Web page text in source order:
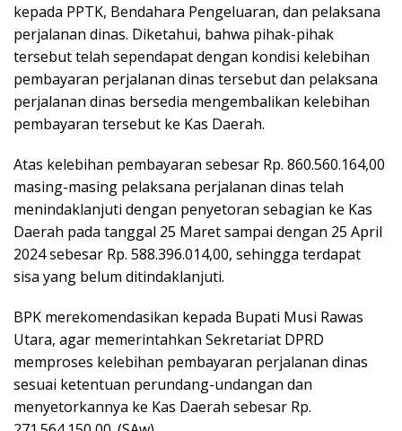
kepada PPTK, Bendahara Pengeluaran, dan pelaksana
perjalanan dinas. Diketahui, bahwa pihak-pihak
tersebut telah sependapat dengan kondisi kelebihan
pembayaran perjalanan dinas tersebut dan pelaksana
perjalanan dinas bersedia mengembalikan kelebihan
pembayaran tersebut ke Kas Daerah.
Atas kelebihan pembayaran sebesar Rp. 860.560.164,00
masing-masing pelaksana perjalanan dinas telah
menindaklanjuti dengan penyetoran sebagian ke Kas
Daerah pada tanggal 25 Maret sampai dengan 25 April
2024 sebesar Rp. 588.396.014,00, sehingga terdapat
sisa yang belum ditindaklanjuti.
BPK merekomendasikan kepada Bupati Musi Rawas
Utara, agar memerintahkan Sekretariat DPRD
memproses kelebihan pembayaran perjalanan dinas
sesuai ketentuan perundang-undangan dan
menyetorkannya ke Kas Daerah sebesar Rp.